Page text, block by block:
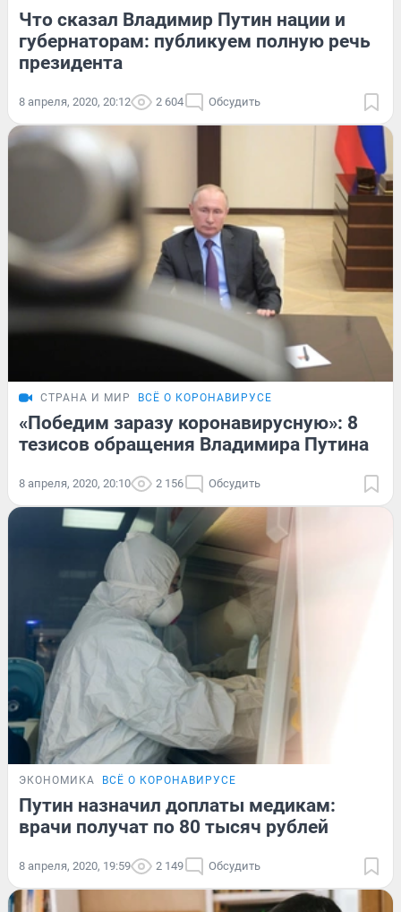
Что сказал Владимир Путин нации и
губернаторам: публикуем полную речь
президента
8 апреля, 2020, 20:12 2 604 Обсудить
СТРАНА И МИР ВСЁ О КОРОНАВИРУСЕ
«Победим заразу коронавирусную»: 8
тезисов обращения Владимира Путина
8 апреля, 2020, 20:10 2 156 Обсудить
ЭКОНОМИКА ВСЁ О КОРОНАВИРУСЕ
Путин назначил доплаты медикам:
врачи получат по 80 тысяч рублей
8 апреля, 2020, 19:59 2 149 Обсудить